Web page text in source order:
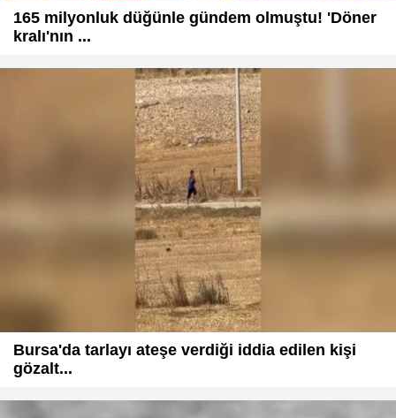
165 milyonluk düğünle gündem olmuştu! 'Döner
kralı'nın ...
Bursa'da tarlayı ateşe verdiği iddia edilen kişi
gözalt...